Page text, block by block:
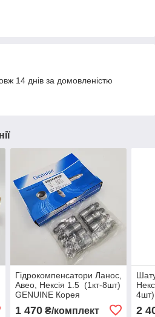
14 днів за домовленістю
Гідрокомпенсатори Ланос,
Авео, Нексія 1.5 (1кт-8шт)
GENUINE Корея
1 470₴/комплект 2